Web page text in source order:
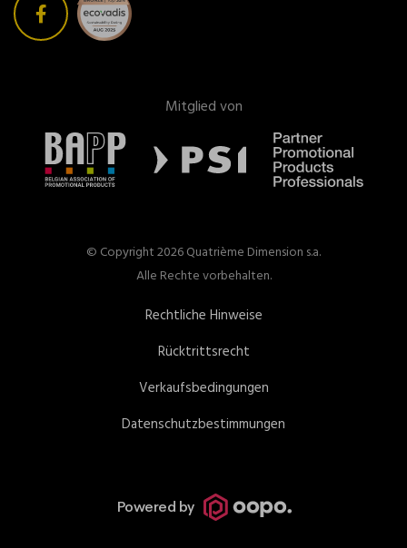
Mitglied von
© Copyright 2026 Quatrième Dimension s.a.
Alle Rechte vorbehalten.
Rechtliche Hinweise
Rücktrittsrecht
Verkaufsbedingungen
Datenschutzbestimmungen
Powered by